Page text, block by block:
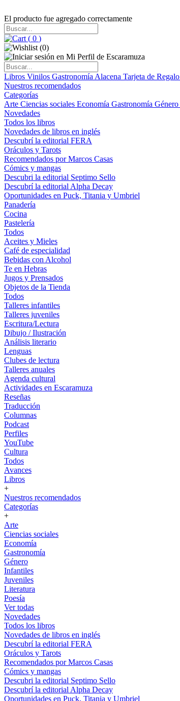
El producto fue agregado correctamente
( 0 )
(0)
Libros Vinilos Gastronomía Alacena Tarjeta de Regalo
Nuestros recomendados
Categorías
Arte Ciencias sociales Economía Gastronomía Género
Novedades
Todos los libros
Novedades de libros en inglés
Descubrí la editorial FERA
Oráculos y Tarots
Recomendados por Marcos Casas
Cómics y mangas
Descubri la editorial Septimo Sello
Descubrí la editorial Alpha Decay
Oportunidades en Puck, Titania y Umbriel
Panadería
Cocina
Pastelería
Todos
Aceites y Mieles
Café de especialidad
Bebidas con Alcohol
Te en Hebras
Jugos y Prensados
Objetos de la Tienda
Todos
Talleres infantiles
Talleres juveniles
Escritura/Lectura
Dibujo / Ilustración
Análisis literario
Lenguas
Clubes de lectura
Talleres anuales
Agenda cultural
Actividades en Escaramuza
Reseñas
Traducción
Columnas
Podcast
Perfiles
YouTube
Cultura
Todos
Avances
Libros
+
Nuestros recomendados
Categorías
+
Arte
Ciencias sociales
Economía
Gastronomía
Género
Infantiles
Juveniles
Literatura
Poesía
Ver todas
Novedades
Todos los libros
Novedades de libros en inglés
Descubrí la editorial FERA
Oráculos y Tarots
Recomendados por Marcos Casas
Cómics y mangas
Descubri la editorial Septimo Sello
Descubrí la editorial Alpha Decay
Oportunidades en Puck, Titania y Umbriel